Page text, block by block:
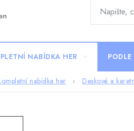
NABÍDKA HER PODLE
nabídka her Deskové a